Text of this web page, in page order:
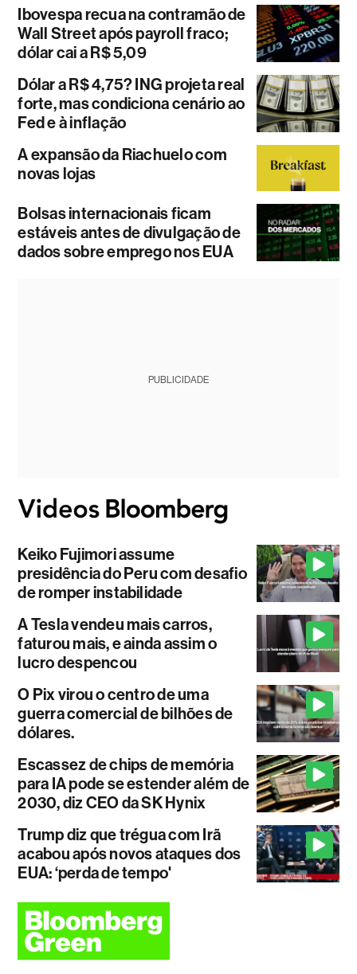
Ibovespa recua na contramão de
Wall Street após payroll fraco;
dólar cai a R$ 5,09
Dólar a R$ 4,75? ING projeta real
forte, mas condiciona cenário ao
Fed e à inflação
A expansão da Riachuelo com
novas lojas
Bolsas internacionais ficam
estáveis antes de divulgação de
dados sobre emprego nos EUA
PUBLICIDADE
Keiko Fujimori assume
presidência do Peru com desafio
de romper instabilidade
A Tesla vendeu mais carros,
faturou mais, e ainda assim o
lucro despencou
O Pix virou o centro de uma
guerra comercial de bilhões de
dólares.
Escassez de chips de memória
para IA pode se estender além de
2030, diz CEO da SK Hynix
Trump diz que trégua com Irã
acabou após novos ataques dos
EUA: ‘perda de tempo'